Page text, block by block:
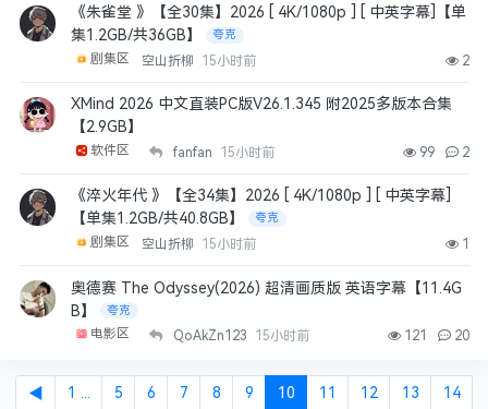
《朱雀堂 》【全30集】2026 [ 4K/1080p ] [ 中英字幕]【单
集1.2GB/共36GB】
夸克
剧集区 空山折柳 15小时前 2
XMind 2026 中文直装PC版V26.1.345 附2025多版本合集
【2.9GB】
软件区 fanfan 15小时前 99 2
《淬火年代 》【全34集】2026 [ 4K/1080p ] [ 中英字幕]
【单集1.2GB/共40.8GB】
夸克
剧集区 空山折柳 15小时前 1
奥德赛 The Odyssey(2026) 超清画质版 英语字幕【11.4G
B】
夸克
电影区 QoAkZn123 15小时前 121 20
◀ 1 ... 5 6 7 8 9 10 11 12 13 14